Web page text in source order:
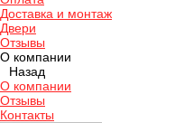
Доставка и монтаж
Двери
Отзывы
О компании
Назад
О компании
Отзывы
Контакты